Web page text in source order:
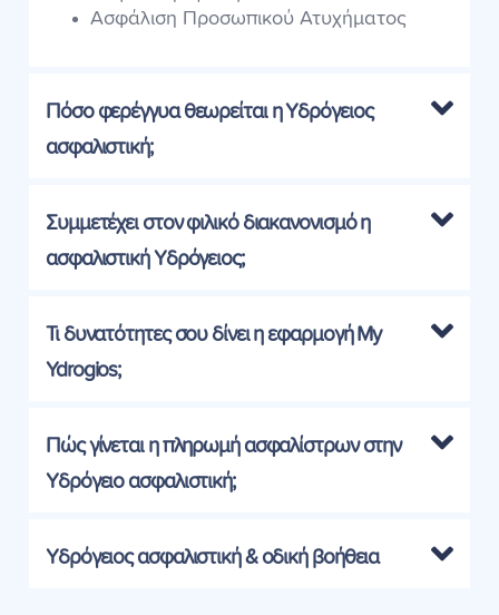
Ασφάλιση Προσωπικού Ατυχήματος
Πόσο φερέγγυα θεωρείται η Υδρόγειος
ασφαλιστική;
Συμμετέχει στον φιλικό διακανονισμό η
ασφαλιστική Υδρόγειος;
Τι δυνατότητες σου δίνει η εφαρμογή My
Ydrogios;
Πώς γίνεται η πληρωμή ασφαλίστρων στην
Υδρόγειο ασφαλιστική;
Υδρόγειος ασφαλιστική & οδική βοήθεια